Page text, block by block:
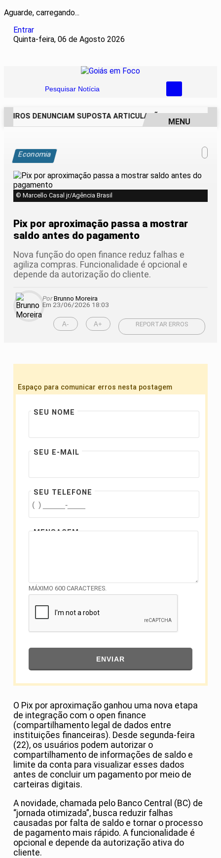
Aguarde, carregando...
Entrar
Quinta-feira, 06 de Agosto 2026
Pesquisar Notícia
DENUNCIAM SUPOSTA ARTICULAÇÃO PARA
MENU
Economia
© Marcello Casal jr/Agência Brasil
Pix por aproximação passa a mostrar
saldo antes do pagamento
Nova função do open finance reduz falhas e
agiliza compras. Funcionalidade é opcional e
depende da autorização do cliente.
PorBrunno Moreira
Em 23/06/2026 18:03
A- A+ REPORTAR ERROS
Espaço para comunicar erros nesta postagem
SEU NOME
SEU E-MAIL
SEU TELEFONE
MENSAGEM
MÁXIMO 600 CARACTERES.
ENVIAR
O Pix por aproximação ganhou uma nova etapa
de integração com o open finance
(compartilhamento legal de dados entre
instituições financeiras). Desde segunda-feira
(22), os usuários podem autorizar o
compartilhamento de informações de saldo e
limite da conta para visualizar esses dados
antes de concluir um pagamento por meio de
carteiras digitais.
A novidade, chamada pelo Banco Central (BC) de
“jornada otimizada”, busca reduzir falhas
causadas por falta de saldo e tornar o processo
de pagamento mais rápido. A funcionalidade é
opcional e depende da autorização ativa do
cliente.